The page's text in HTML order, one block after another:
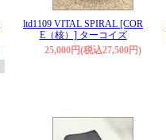
ltd1109 VITAL SPIRAL [COR
E（核）] ターコイズ
25,000円(税込27,500円)